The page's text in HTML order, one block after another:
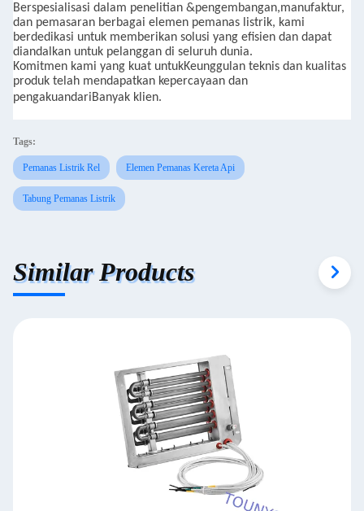
Berspesialisasi dalam penelitian &pengembangan,manufaktur,
dan pemasaran berbagai elemen pemanas listrik, kami
berdedikasi untuk memberikan solusi yang efisien dan dapat
diandalkan untuk pelanggan di seluruh dunia.
Komitmen kami yang kuat untukKeunggulan teknis dan kualitas
produk telah mendapatkan kepercayaan dan
pengakuandariBanyak klien.
Tags:
Pemanas Listrik Rel Elemen Pemanas Kereta Api
Tabung Pemanas Listrik
Similar Products